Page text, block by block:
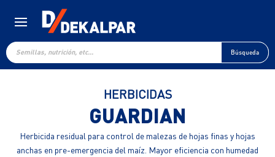
Búsqueda
de
productos
Búsqueda
HERBICIDAS
GUARDIAN
Herbicida residual para control de malezas de hojas finas y hojas
anchas en pre-emergencia del maíz. Mayor eficiencia con humedad